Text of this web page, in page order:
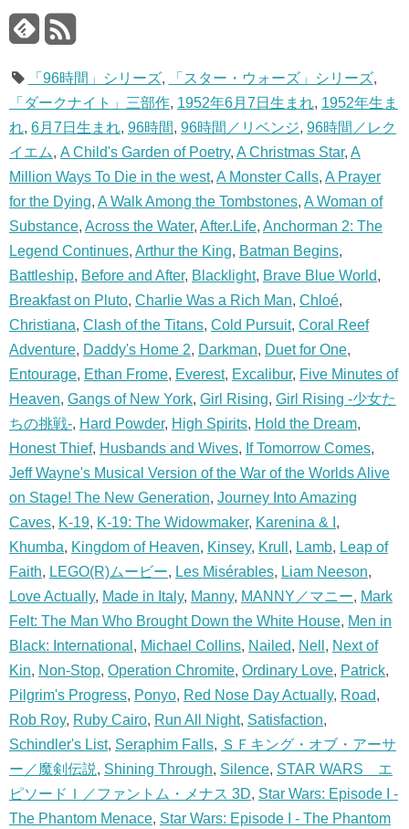
「96時間」シリーズ, 「スター・ウォーズ」シリーズ,
「ダークナイト」三部作, 1952年6月7日生まれ, 1952年生ま
れ, 6月7日生まれ, 96時間, 96時間／リベンジ, 96時間／レク
イエム, A Child's Garden of Poetry, A Christmas Star, A
Million Ways To Die in the west, A Monster Calls, A Prayer
for the Dying, A Walk Among the Tombstones, A Woman of
Substance, Across the Water, After.Life, Anchorman 2: The
Legend Continues, Arthur the King, Batman Begins,
Battleship, Before and After, Blacklight, Brave Blue World,
Breakfast on Pluto, Charlie Was a Rich Man, Chloé,
Christiana, Clash of the Titans, Cold Pursuit, Coral Reef
Adventure, Daddy's Home 2, Darkman, Duet for One,
Entourage, Ethan Frome, Everest, Excalibur, Five Minutes of
Heaven, Gangs of New York, Girl Rising, Girl Rising -少女た
ちの挑戦-, Hard Powder, High Spirits, Hold the Dream,
Honest Thief, Husbands and Wives, If Tomorrow Comes,
Jeff Wayne's Musical Version of the War of the Worlds Alive
on Stage! The New Generation, Journey Into Amazing
Caves, K-19, K-19: The Widowmaker, Karenina & I ,
Khumba, Kingdom of Heaven, Kinsey, Krull , Lamb, Leap of
Faith, LEGO(R)ムービー, Les Misérables, Liam Neeson,
Love Actually, Made in Italy, Manny, MANNY／マニー, Mark
Felt: The Man Who Brought Down the White House, Men in
Black: International , Michael Collins, Nailed, Nell , Next of
Kin, Non-Stop, Operation Chromite, Ordinary Love, Patrick,
Pilgrim's Progress, Ponyo, Red Nose Day Actually, Road,
Rob Roy, Ruby Cairo, Run All Night, Satisfaction,
Schindler's List, Seraphim Falls, ＳＦキング・オブ・アーサ
ー／魔剣伝説, Shining Through, Silence, STAR WARS エ
ピソードＩ／ファントム・メナス 3D, Star Wars: Episode I -
The Phantom Menace, Star Wars: Episode I - The Phantom